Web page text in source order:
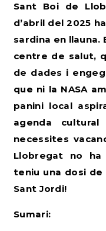
Sant Boi de
d’abril del 2025
sardina en
centre de salut,
de dades i
que ni la NASA
panini local
agenda
necessites
Llobregat no
teniu una dosi
Sant Jordi!
Sumari: